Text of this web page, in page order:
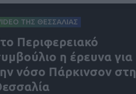
ΤΗΣ ΘΕΣΣΑΛΙΑΣ
Περιφερειακό
η έρευνα για
νόσο Πάρκινσον στη